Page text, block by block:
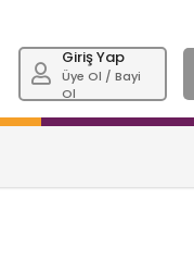
Giriş Yap
Üye Ol / Bayi
Ol